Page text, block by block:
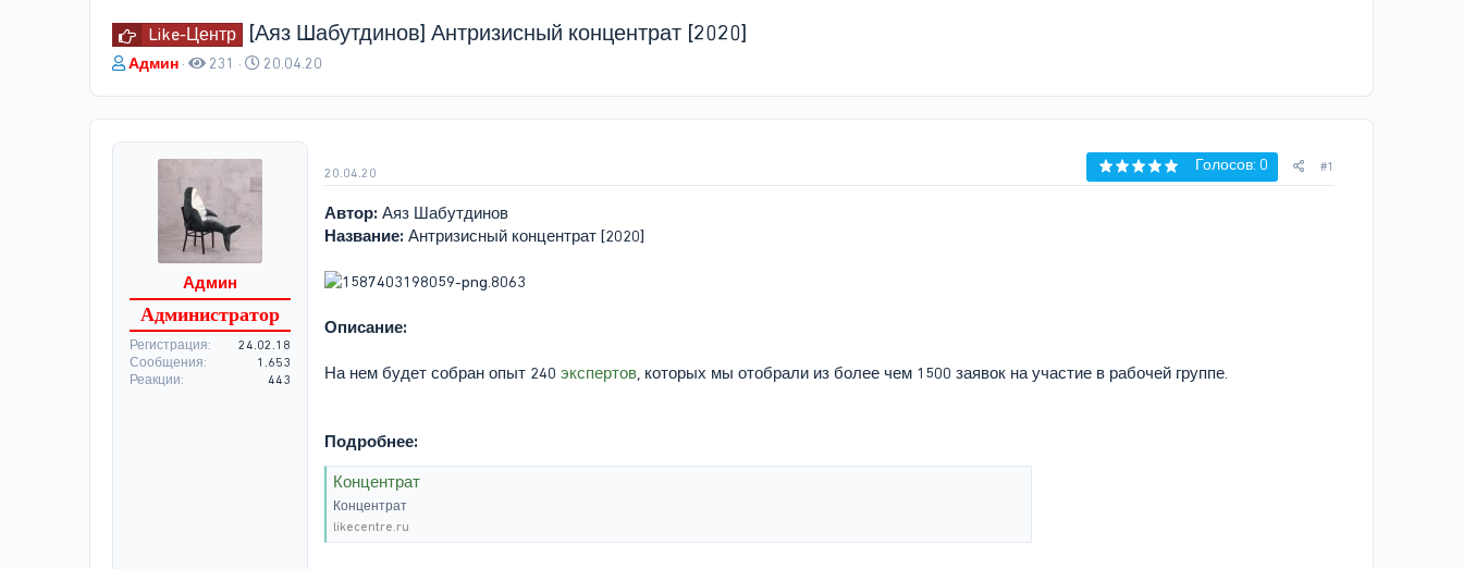
Like-Центр [Аяз Шабутдинов] Антризисный концентрат [2020]
А
о
р
Админ 231
Д
а
н
20.04.20
Админ
Администратор
Регистрация
24.02.18
Сообщения
1.653
Реакции
443
20.04.20 Голосов: 0 #1
Автор: Аяз Шабутдинов
Название: Антризисный концентрат [2020]
Описание:
На нем будет собран опыт 240 экспертов, которых мы отобрали из более чем 1500 заявок на участие в рабочей группе.
Подробнее:
Концентрат
Концентрат
likecentre.ru